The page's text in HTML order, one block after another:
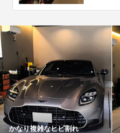
かなり複雑なヒビ割れ